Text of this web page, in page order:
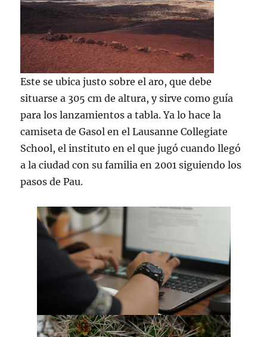
Este se ubica justo sobre el aro, que debe
situarse a 305 cm de altura, y sirve como guía
para los lanzamientos a tabla. Ya lo hace la
camiseta de Gasol en el Lausanne Collegiate
School, el instituto en el que jugó cuando llegó
a la ciudad con su familia en 2001 siguiendo los
pasos de Pau.